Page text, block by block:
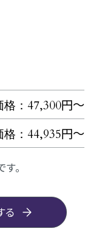
格：47,300円～
格：44,935円～
。
る